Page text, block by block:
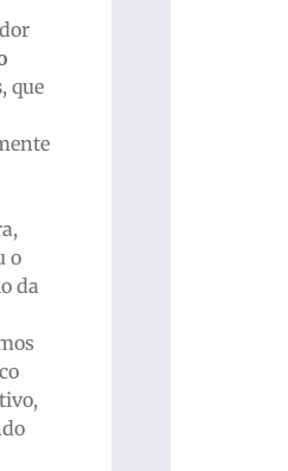
, que
o
da